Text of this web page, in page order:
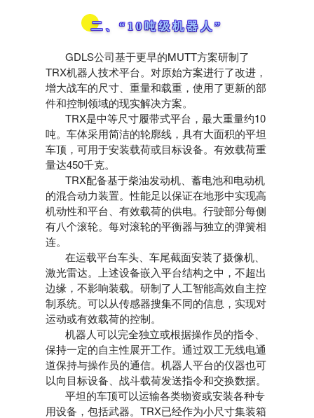
二、“10吨级机器人”
GDLS公司基于更早的MUTT方案研制了
TRX机器人技术平台。对原始方案进行了改进，
增大战车的尺寸、重量和载重，使用了更新的部
件和控制领域的现实解决方案。
TRX是中等尺寸履带式平台，最大重量约10
吨。车体采用简洁的轮廓线，具有大面积的平坦
车顶，可用于安装载荷或目标设备。有效载荷重
量达450千克。
TRX配备基于柴油发动机、蓄电池和电动机
的混合动力装置。性能足以保证在地形中实现高
机动性和平台、有效载荷的供电。行驶部分每侧
有八个滚轮。每对滚轮的平衡器与独立的弹簧相
连。
在运载平台车头、车尾截面安装了摄像机、
激光雷达。上述设备嵌入平台结构之中，不超出
边缘，不影响装载。研制了人工智能高效自主控
制系统。可以从传感器搜集不同的信息，实现对
运动或有效载荷的控制。
机器人可以完全独立或根据操作员的指令、
保持一定的自主性展开工作。通过双工无线电通
道保持与操作员的通信。机器人平台的仪器也可
以向目标设备、战斗载荷发送指令和交换数据。
平坦的车顶可以运输各类物资或安装各种专
用设备，包括武器。TRX已经作为小尺寸集装箱